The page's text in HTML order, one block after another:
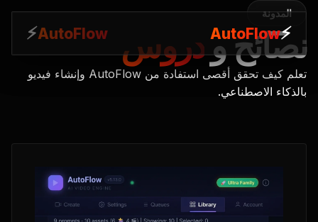
⚡AutoFlow ⚡
AutoFlow
المدونة
نصائح ودروس
تعلم كيف تحقق أقصى استفادة من AutoFlow وإنشاء فيديو
بالذكاء الاصطناعي.